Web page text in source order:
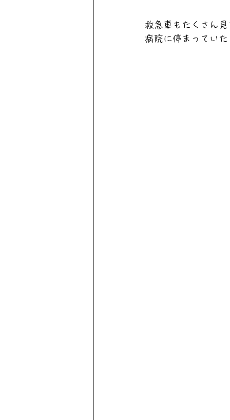
救急車もたくさん
病院に停まっていた